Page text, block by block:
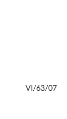
VI/63/07